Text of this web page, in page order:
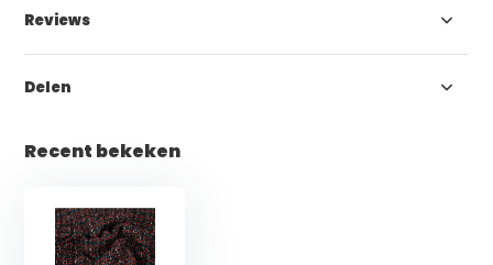
Reviews
Delen
Recent bekeken